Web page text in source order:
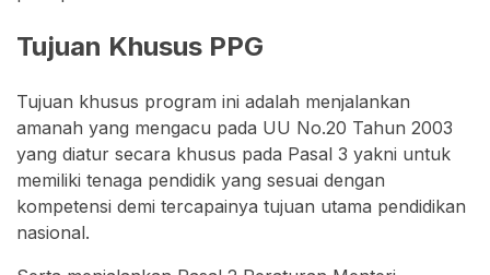
Tujuan Khusus PPG
Tujuan khusus program ini adalah menjalankan
amanah yang mengacu pada UU No.20 Tahun 2003
yang diatur secara khusus pada Pasal 3 yakni untuk
memiliki tenaga pendidik yang sesuai dengan
kompetensi demi tercapainya tujuan utama pendidikan
nasional.